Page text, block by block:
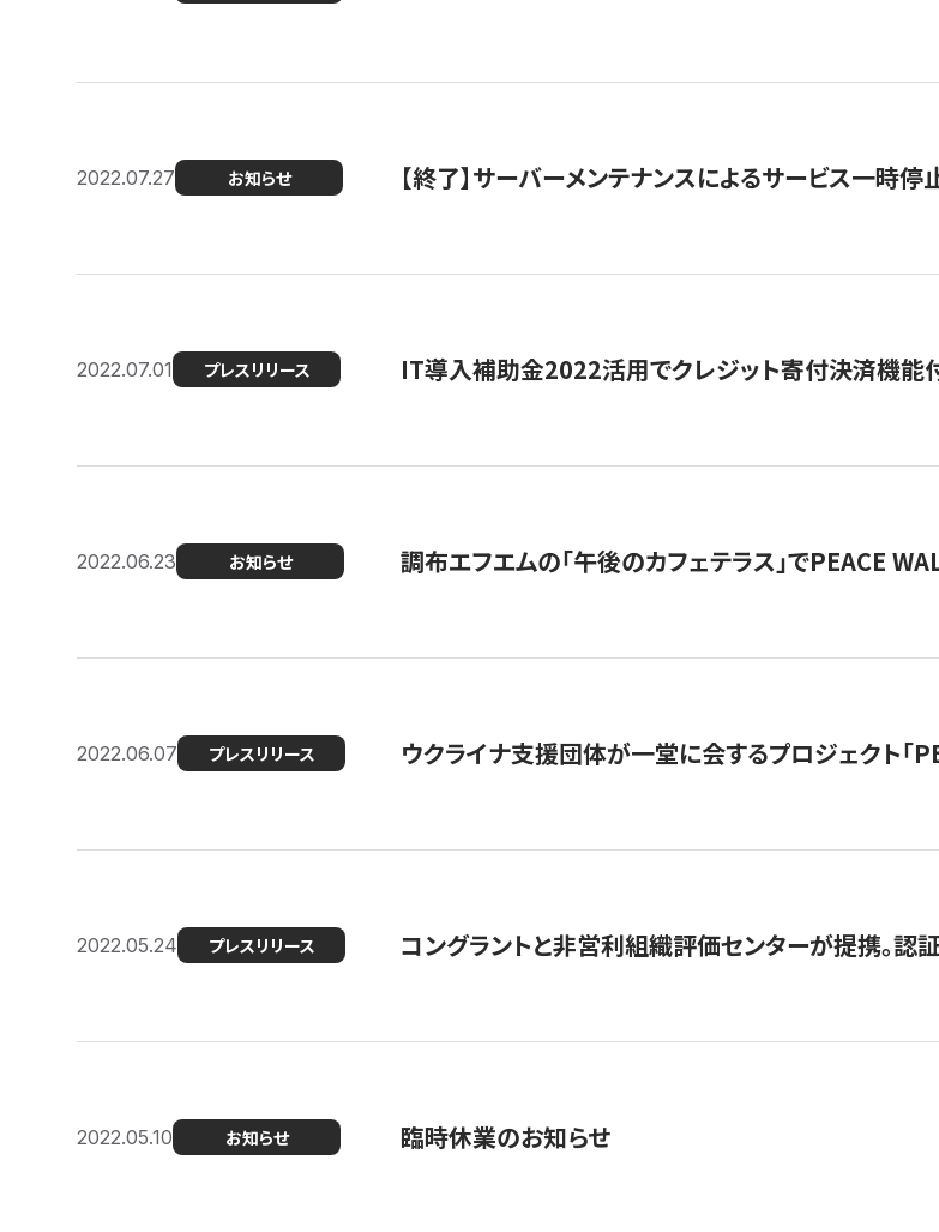
2022.07.27 お知らせ 【終了】サーバーメンテナンスによるサービス一時
2022.07.01 プレスリリース IT導入補助金2022活用でクレジット寄付決済機能
2022.06.23 お知らせ 調布エフエムの「午後のカフェテラス」でPEACE
2022.06.07 プレスリリース ウクライナ支援団体が一堂に会するプロジェクト「
2022.05.24 プレスリリース コングラントと非営利組織評価センターが提携。認
2022.05.10 お知らせ 臨時休業のお知らせ